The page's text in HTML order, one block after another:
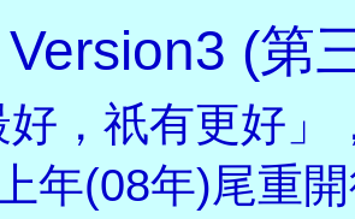
(第
好，祇有更好
年(08年)尾重